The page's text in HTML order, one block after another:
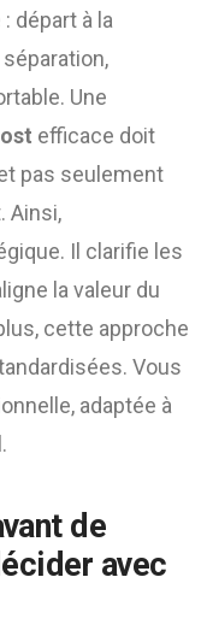
départ à la
Une
efficace doit
pas seulement
Ainsi,
Il clarifie les
la valeur du
cette approche
Vous
adaptée à
de
avec